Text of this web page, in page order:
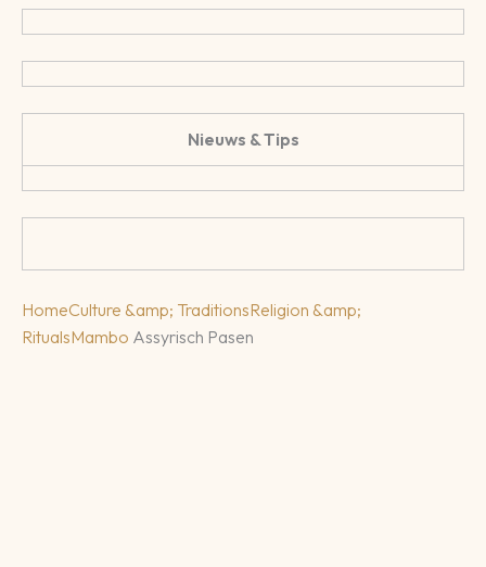
Nieuws & Tips
HomeCulture &amp; TraditionsReligion &amp;
RitualsMambo Assyrisch Pasen